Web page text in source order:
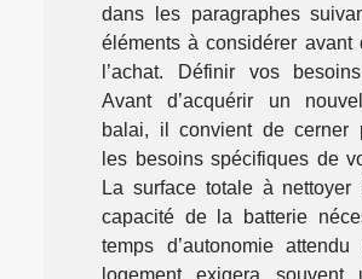
dans les paragraphes
éléments à considérer avant
l’achat. Définir vos
Avant d’acquérir un
balai, il convient de cerner
les besoins spécifiques de
La surface totale à nettoyer
capacité de la batterie
temps d’autonomie
logement exigera souvent